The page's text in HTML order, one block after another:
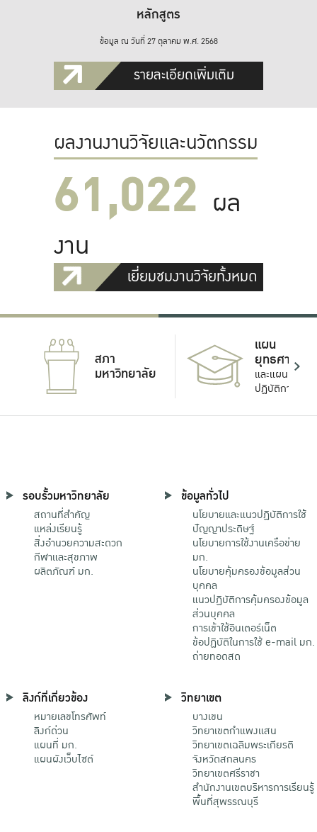
หลักสูตร
ข้อมูล ณ วันที่ 27 ตุลาคม พ.ศ. 2568
รายละเอียดเพิ่มเติม
ผลงานงานวิจัยและนวัตกรรม
61,022 ผล
งาน
เยี่ยมชมงานวิจัยทั้งหมด
สภา
มหาวิทยาลัย
แผน
ยุทธศาสตร์
และแผน
ปฏิบัติการ
รอบรั้วมหาวิทยาลัย
สถานที่สำคัญ
แหล่งเรียนรู้
สิ่งอำนวยความสะดวก
กีฬาและสุขภาพ
ผลิตภัณฑ์ มก.
ข้อมูลทั่วไป
นโยบายและแนวปฏิบัติการใช้
ปัญญาประดิษฐ์
นโยบายการใช้งานเครือข่าย
มก.
นโยบายคุ้มครองข้อมูลส่วน
บุคคล
แนวปฏิบัติการคุ้มครองข้อมูล
ส่วนบุคคล
การเข้าใช้อินเตอร์เน็ต
ข้อปฏิบัติในการใช้ e-mail มก.
ถ่ายทอดสด
ลิงก์ที่เกี่ยวข้อง
หมายเลขโทรศัพท์
ลิงก์ด่วน
แผนที่ มก.
แผนผังเว็บไซต์
วิทยาเขต
บางเขน
วิทยาเขตกําแพงแสน
วิทยาเขตเฉลิมพระเกียรติ
จังหวัดสกลนคร
วิทยาเขตศรีราชา
สำนักงานเขตบริหารการเรียนรู้
พื้นที่สุพรรณบุรี